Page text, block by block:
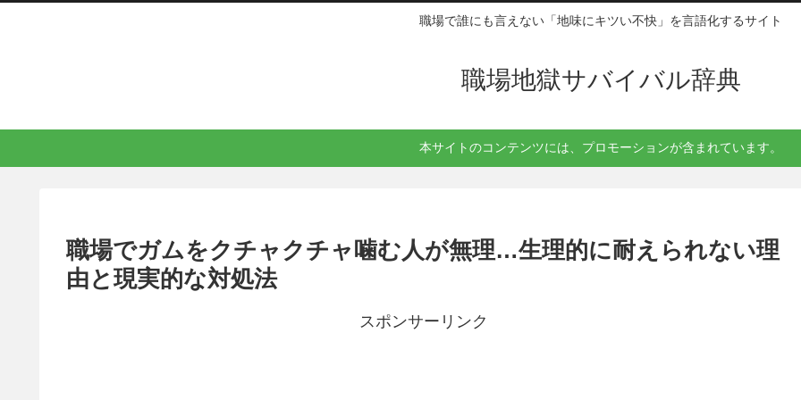
職場で誰にも言えない「地味にキツい不快」を言語化するサイト
職場地獄サバイバル辞典
本サイトのコンテンツには、プロモーションが含まれています。
職場でガムをクチャクチャ噛む人が無理…生理的に耐えられない理
由と現実的な対処法
スポンサーリンク